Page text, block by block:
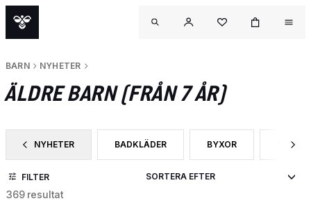
BARN NYHETER
ÄLDRE BARN (FRÅN 7 ÅR)
NYHETER
SORTERA EFTER CATEGORY: NYHETER
BADKLÄDER
SORTERA EFTER PRODUKTTYP: BADKLÄDER
BYXOR
SORTERA EFTER T-
FILTER
369 resultat